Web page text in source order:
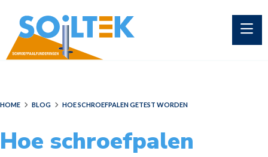
HOME BLOG HOE SCHROEFPALEN GETEST WORDEN
Hoe schroefpalen